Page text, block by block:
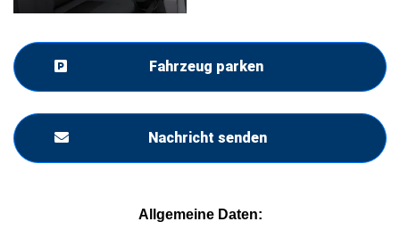
Fahrzeug parken
Nachricht senden
Allgemeine Daten: